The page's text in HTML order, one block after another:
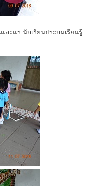
ละแร่ นักเรียนประถมเรียนรูู้